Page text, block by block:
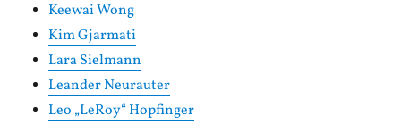
Keewai Wong
Kim Gjarmati
Lara Sielmann
Leander Neurauter
Leo „LeRoy“ Hopfinger